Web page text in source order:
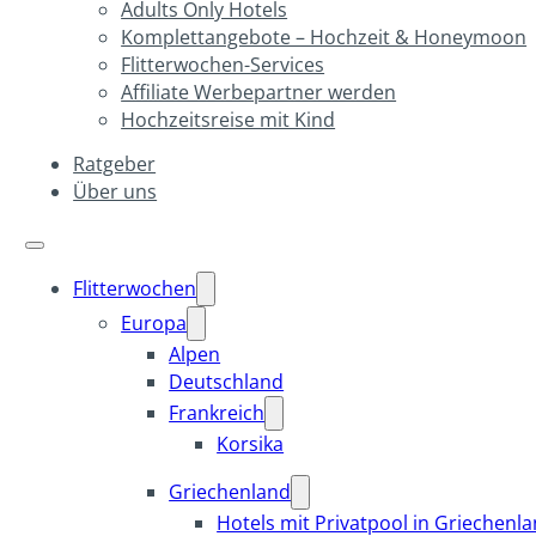
Adults Only Hotels
Komplettangebote – Hochzeit & Honeymoon
Flitterwochen-Services
Affiliate Werbepartner werden
Hochzeitsreise mit Kind
Ratgeber
Über uns
Flitterwochen
Europa
Alpen
Deutschland
Frankreich
Korsika
Griechenland
Hotels mit Privatpool in